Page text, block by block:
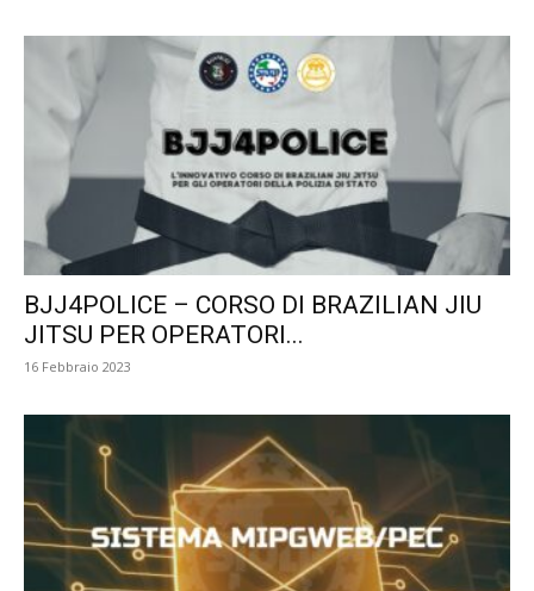
BJJ4POLICE – CORSO DI BRAZILIAN JIU
JITSU PER OPERATORI...
16 Febbraio 2023